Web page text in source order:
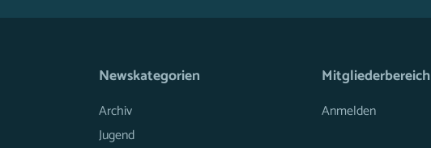
Newskategorien
Archiv
Jugend
Mitgliederbereich
Anmelden